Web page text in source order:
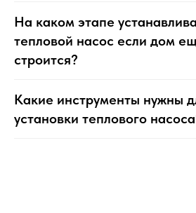
На каком этапе
тепловой насос если дом
строится?
Какие инструменты нужны
установки теплового